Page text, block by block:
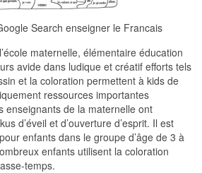
Search enseigner le Francais
maternelle, élémentaire éducation
avide dans ludique et créatif efforts tels
et la coloration permettent à kids de
ressources importantes
enseignants de la maternelle ont
d’éveil et d’ouverture d’esprit. Il est
enfants dans le groupe d’âge de 3 à
enfants utilisent la coloration
temps.